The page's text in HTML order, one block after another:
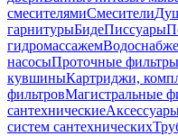
смесителямиСмесители
гарнитурыБидеПиссуары
гидромассажем
насосыПроточные
кувшиныКартриджи,
фильтровМагистральные
сантехнические
систем сантехнических